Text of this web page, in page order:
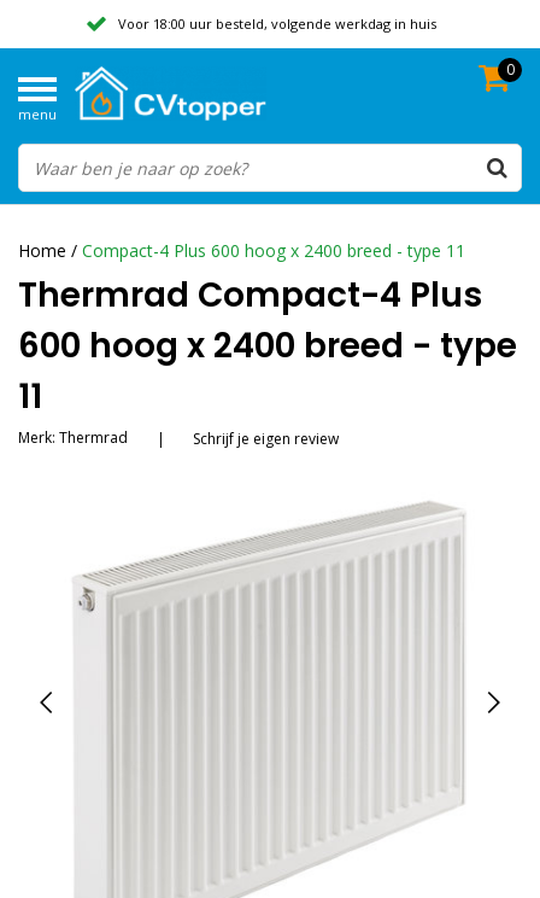
Voor 18:00 uur besteld, volgende werkdag in huis
Beoordeeld met een 9,8
menu
0
Home / Compact-4 Plus 600 hoog x 2400 breed - type 11
Thermrad Compact-4 Plus
600 hoog x 2400 breed - type
11
Merk: Thermrad | Schrijf je eigen review